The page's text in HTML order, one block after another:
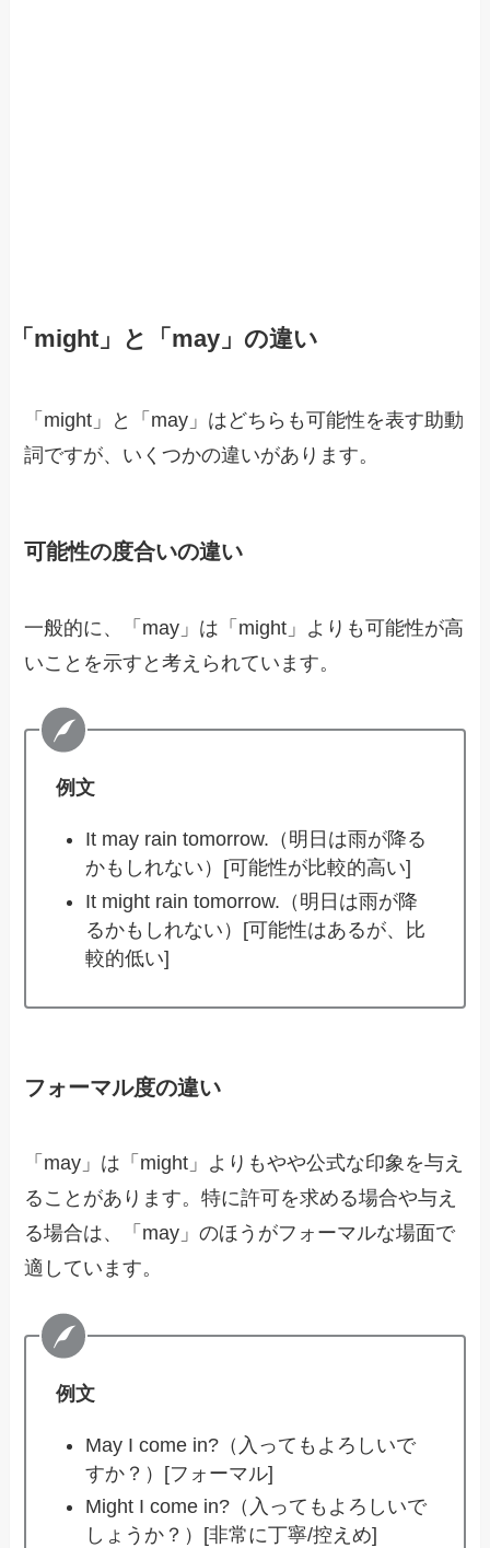
「might」と「may」の違い
「might」と「may」はどちらも可能性を表す助動
詞ですが、いくつかの違いがあります。
可能性の度合いの違い
一般的に、「may」は「might」よりも可能性が高
いことを示すと考えられています。
例文
It may rain tomorrow.（明日は雨が降る
かもしれない）[可能性が比較的高い]
It might rain tomorrow.（明日は雨が降
るかもしれない）[可能性はあるが、比
較的低い]
フォーマル度の違い
「may」は「might」よりもやや公式な印象を与え
ることがあります。特に許可を求める場合や与え
る場合は、「may」のほうがフォーマルな場面で
適しています。
例文
May I come in?（入ってもよろしいで
すか？）[フォーマル]
Might I come in?（入ってもよろしいで
しょうか？）[非常に丁寧/控えめ]